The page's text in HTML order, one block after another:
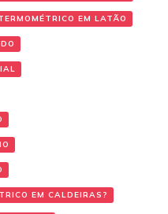
EM LATÃO
EM CALDEIRAS?